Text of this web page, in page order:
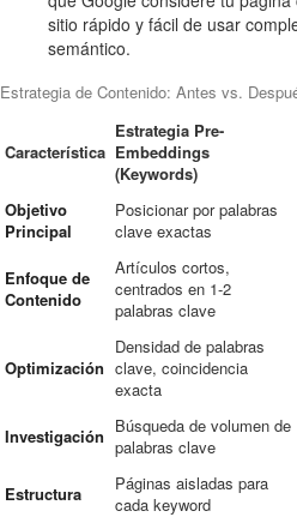
sitio rápido y fácil de usar
semántico.
Estrategia de Contenido: Antes vs.
Característica
Estrategia Pre-
Embeddings
(Keywords)
Objetivo
Principal
Posicionar por palabras
clave exactas
Enfoque de
Contenido
Artículos cortos,
centrados en 1-2
palabras clave
Optimización
Densidad de palabras
clave, coincidencia
exacta
Investigación Búsqueda de volumen de
palabras clave
Estructura
Páginas aisladas para
cada keyword